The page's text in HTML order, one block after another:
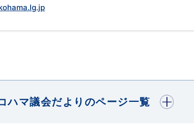
ハマ議会だよりのページ一覧
開く